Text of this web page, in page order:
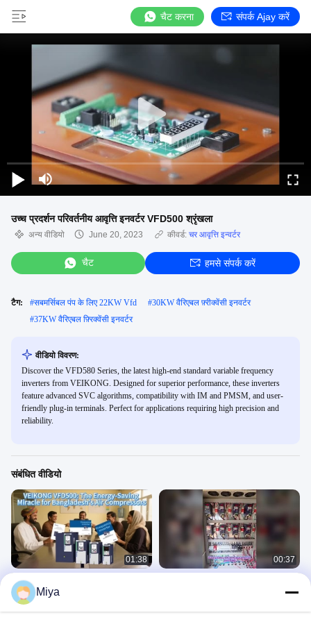
चैट करना संपर्क Ajay करें
उच्च प्रदर्शन परिवर्तनीय आवृत्ति इनवर्टर VFD500 श्रृंखला
अन्य वीडियो June 20, 2023 कीवर्ड: चर आवृत्ति इन्वर्टर
चैट हमसे संपर्क करें
टैग: #सबमर्सिबल पंप के लिए 22KW Vfd #30KW वैरिएबल फ़्रीक्वेंसी इनवर्टर
#37KW वैरिएबल फ़्रिक्वेंसी इनवर्टर
वीडियो विवरण:
Discover the VFD580 Series, the latest high-end standard variable frequency
inverters from VEIKONG. Designed for superior performance, these inverters
feature advanced SVC algorithms, compatibility with IM and PMSM, and user-
friendly plug-in terminals. Perfect for applications requiring high precision and
reliability.
संबंधित वीडियो
01:38
VEIKONG परिवर्तनीय आवृत्ति इन्वर्टर एयर
कंप्रेसर के लिए उपयुक्त! ऊर्जा की बचत
समाधान
00:37
Miya